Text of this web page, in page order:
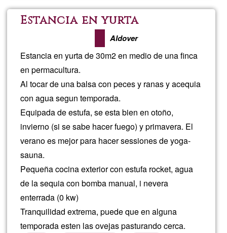
24-
Estancia en yurta
Aldover
Estancia en yurta de 30m2 en medio de una finca
en permacultura.
Al tocar de una balsa con peces y ranas y acequia
con agua segun temporada.
Equipada de estufa, se esta bien en otoño,
invierno (si se sabe hacer fuego) y primavera. El
verano es mejor para hacer sessiones de yoga-
sauna.
Pequeña cocina exterior con estufa rocket, agua
de la sequia con bomba manual, i nevera
enterrada (0 kw)
Tranquilidad extrema, puede que en alguna
temporada esten las ovejas pasturando cerca.